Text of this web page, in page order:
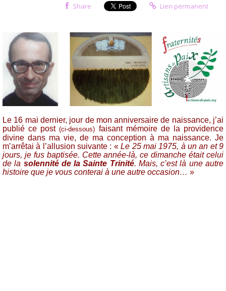
Share Lien permanent
Le 16 mai dernier, jour de mon anniversaire de naissance, j’ai
publié ce post(ci-dessous) faisant mémoire de la providence
divine dans ma vie, de ma conception à ma naissance. Je
m’arrêtai à l’allusion suivante : «Le 25 mai 1975, à un an et 9
jours, je fus baptisée. Cette année-là, ce dimanche était celui
de la solennité de la Sainte Trinité. Mais, c’est là une autre
histoire que je vous conterai à une autre occasion… »